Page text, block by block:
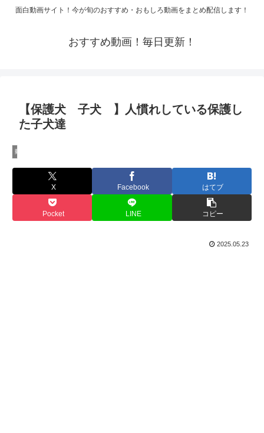
面白動画サイト！今が旬のおすすめ・おもしろ動画をまとめ配信します！
おすすめ動画！毎日更新！
【保護犬 子犬 】人慣れしている保護し
た子犬達
動物・ペット
X Facebook はてブ
Pocket LINE コピー
2025.05.23